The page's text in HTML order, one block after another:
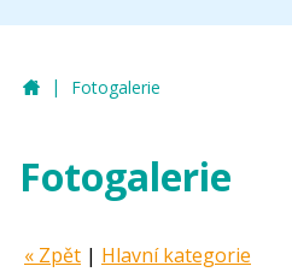
ZUŠ Telč
| Fotogalerie
Fotogalerie
« Zpět | Hlavní kategorie